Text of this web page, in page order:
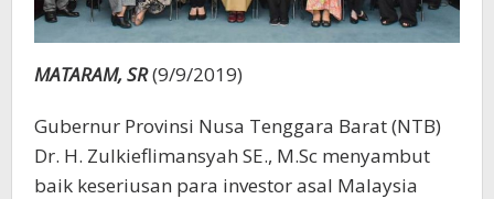
MATARAM, SR(9/9/2019)
Gubernur Provinsi Nusa Tenggara Barat (NTB)
Dr. H. Zulkieflimansyah SE., M.Sc menyambut
baik keseriusan para investor asal Malaysia